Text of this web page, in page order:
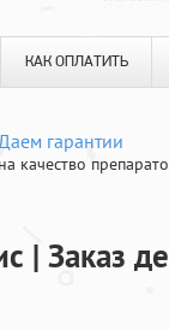
КАК ОПЛАТИТЬ
гарантии
на качество
| Заказ